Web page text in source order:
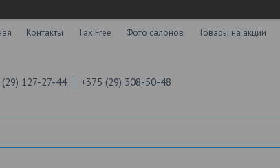
Контакты Tax Free Фото салонов Товары на акции
127-27-44 +375 (29) 308-50-48